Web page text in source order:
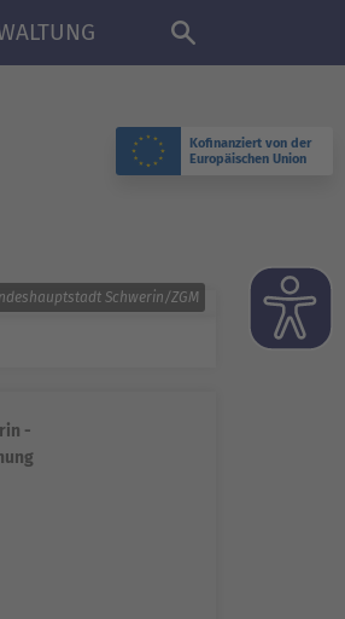
Kofinanziert von der
Europäischen Union
DE
Schwerin/ZGM
-